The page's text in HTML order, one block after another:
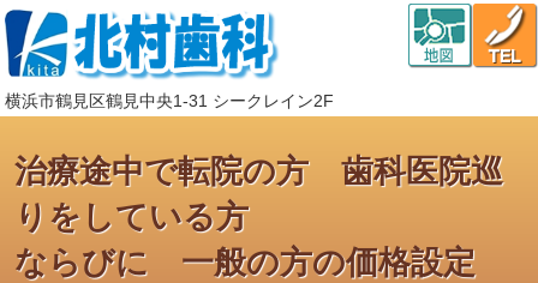
横浜市鶴見区鶴見中央1-31 シークレイン2F
治療途中で転院の方 歯科医院巡
りをしている方
ならびに 一般の方の価格設定